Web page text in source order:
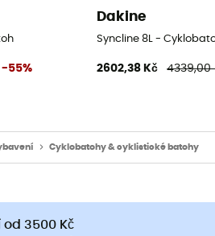
-55%
Dakine
Syncline 8L -
2602,38 Kč 4339,00
Cyklobatohy & cyklistické batohy
3500 Kč